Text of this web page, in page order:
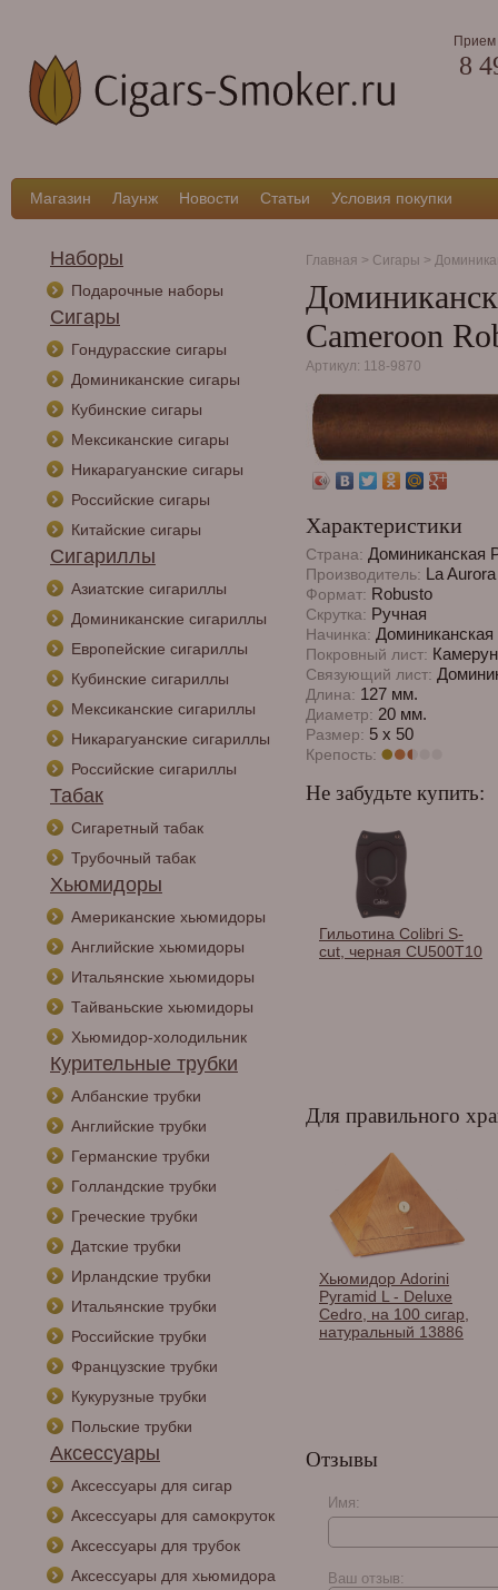
Прием
8
Магазин Лаунж Новости Статьи Условия покупки
Наборы
Подарочные наборы
Сигары
Гондурасские сигары
Доминиканские сигары
Кубинские сигары
Мексиканские сигары
Никарагуанские сигары
Российские сигары
Китайские сигары
Сигариллы
Азиатские сигариллы
Доминиканские сигариллы
Европейские сигариллы
Кубинские сигариллы
Мексиканские сигариллы
Никарагуанские сигариллы
Российские сигариллы
Табак
Сигаретный табак
Трубочный табак
Хьюмидоры
Американские хьюмидоры
Английские хьюмидоры
Итальянские хьюмидоры
Тайваньские хьюмидоры
Хьюмидор-холодильник
Курительные трубки
Албанские трубки
Английские трубки
Германские трубки
Голландские трубки
Греческие трубки
Датские трубки
Ирландские трубки
Итальянские трубки
Российские трубки
Французские трубки
Кукурузные трубки
Польские трубки
Аксессуары
Аксессуары для сигар
Аксессуары для самокруток
Аксессуары для трубок
Аксессуары для хьюмидора
Главная > Сигары >
Cameroon
Артикул: 118-9870
Характеристики
Страна: Доминиканская
Производитель: La Aurora
Формат: Robusto
Скрутка: Ручная
Начинка: Доминиканская
Покровный лист: Камерун
Связующий лист:
Длина: 127 мм.
Диаметр: 20 мм.
Размер: 5 x 50
Крепость:
Не забудьте купить:
Habanos в
Гильотина Colibri S-
cut, черная CU500T10
Для правильного
Хьюмидор Colibri
Синий лак Navy
HU250T4
Хьюмидор Adorini
Pyramid L - Deluxe
Cedro, на 100 сигар,
натуральный 13886
Отзывы
Имя:
Ваш отзыв: